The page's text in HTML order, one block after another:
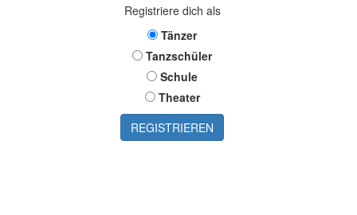
Registriere dich als
Tänzer
Tanzschüler
Schule
Theater
REGISTRIEREN